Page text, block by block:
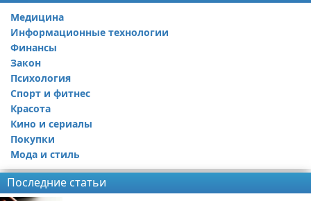
Медицина
Информационные технологии
Финансы
Закон
Психология
Спорт и фитнес
Красота
Кино и сериалы
Покупки
Мода и стиль
Последние статьи